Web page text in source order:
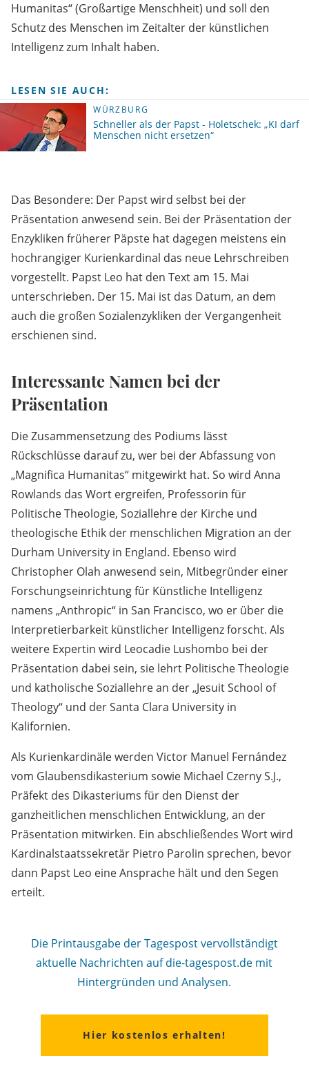
Humanitas“ (Großartige Menschheit) und soll den
Schutz des Menschen im Zeitalter der künstlichen
Intelligenz zum Inhalt haben.
LESEN SIE AUCH:
WÜRZBURG
Schneller als der Papst - Holetschek: „KI darf
Menschen nicht ersetzen“
Das Besondere: Der Papst wird selbst bei der
Präsentation anwesend sein. Bei der Präsentation der
Enzykliken früherer Päpste hat dagegen meistens ein
hochrangiger Kurienkardinal das neue Lehrschreiben
vorgestellt. Papst Leo hat den Text am 15. Mai
unterschrieben. Der 15. Mai ist das Datum, an dem
auch die großen Sozialenzykliken der Vergangenheit
erschienen sind.
Interessante Namen bei der
Präsentation
Die Zusammensetzung des Podiums lässt
Rückschlüsse darauf zu, wer bei der Abfassung von
„Magnifica Humanitas“ mitgewirkt hat. So wird Anna
Rowlands das Wort ergreifen, Professorin für
Politische Theologie, Soziallehre der Kirche und
theologische Ethik der menschlichen Migration an der
Durham University in England. Ebenso wird
Christopher Olah anwesend sein, Mitbegründer einer
Forschungseinrichtung für Künstliche Intelligenz
namens „Anthropic“ in San Francisco, wo er über die
Interpretierbarkeit künstlicher Intelligenz forscht. Als
weitere Expertin wird Leocadie Lushombo bei der
Präsentation dabei sein, sie lehrt Politische Theologie
und katholische Soziallehre an der „Jesuit School of
Theology“ und der Santa Clara University in
Kalifornien.
Als Kurienkardinäle werden Victor Manuel Fernández
vom Glaubensdikasterium sowie Michael Czerny S.J.,
Präfekt des Dikasteriums für den Dienst der
ganzheitlichen menschlichen Entwicklung, an der
Präsentation mitwirken. Ein abschließendes Wort wird
Kardinalstaatssekretär Pietro Parolin sprechen, bevor
dann Papst Leo eine Ansprache hält und den Segen
erteilt.
Die Printausgabe der Tagespost vervollständigt
aktuelle Nachrichten auf die-tagespost.de mit
Hintergründen und Analysen.
Hier kostenlos erhalten!